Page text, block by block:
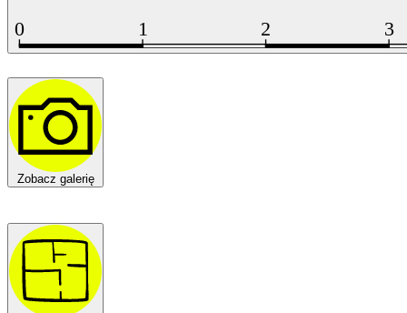
Zobacz galerię